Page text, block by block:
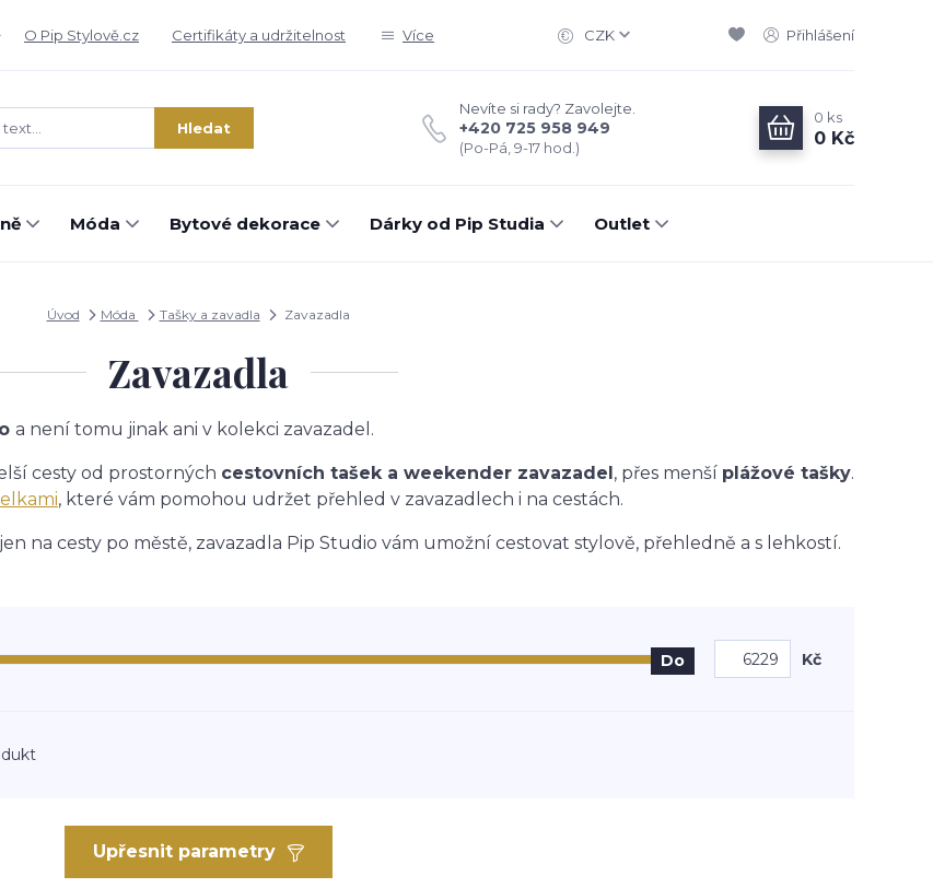
O Pip Stylově.cz Certifikáty a udržitelnost Více CZK Přihlášení
Hledat
Nevíte si rady? Zavolejte.
+420 725 958 949
(Po-Pá, 9-17 hod.)
0 ks
0 Kč
Móda Bytové dekorace Dárky od Pip Studia Outlet
Úvod Móda Tašky a zavadla Zavazadla
Zavazadla
a není tomu jinak ani v kolekci zavazadel.
cesty od prostorných cestovních tašek a weekender zavazadel, přes menší plážové tašky.
, které vám pomohou udržet přehled v zavazadlech i na cestách.
na cesty po městě, zavazadla Pip Studio vám umožní cestovat stylově, přehledně a s lehkostí.
Upřesnit parametry
Do Kč